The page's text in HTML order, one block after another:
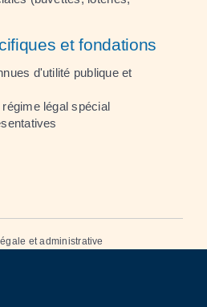
et fondations
d'utilité publique et
légal spécial
et administrative